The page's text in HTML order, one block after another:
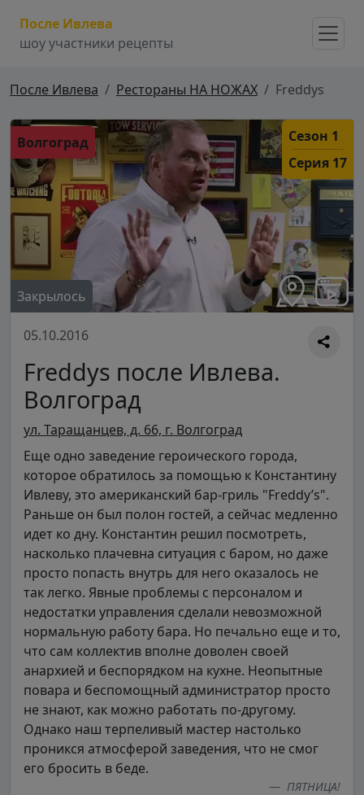
После Ивлева
шоу участники рецепты
После Ивлева Рестораны НА НОЖАХ Freddys
Волгоград
Сезон 1
Серия 17
Закрылось
05.10.2016
Freddys после Ивлева.
Волгоград
ул. Таращанцев, д. 66, г. Волгоград
Еще одно заведение героического города,
которое обратилось за помощью к Константину
Ивлеву, это американский бар-гриль "Freddy’s".
Раньше он был полон гостей, а сейчас медленно
идет ко дну. Константин решил посмотреть,
насколько плачевна ситуация с баром, но даже
просто попасть внутрь для него оказалось не
так легко. Явные проблемы с персоналом и
недостатки управления сделали невозможной
нормальную работу бара. Но печально еще и то,
что сам коллектив вполне доволен своей
анархией и беспорядком на кухне. Неопытные
повара и беспомощный администратор просто
не знают, как можно работать по-другому.
Однако наш терпеливый мастер настолько
проникся атмосферой заведения, что не смог
его бросить в беде.
ПЯТНИЦА!